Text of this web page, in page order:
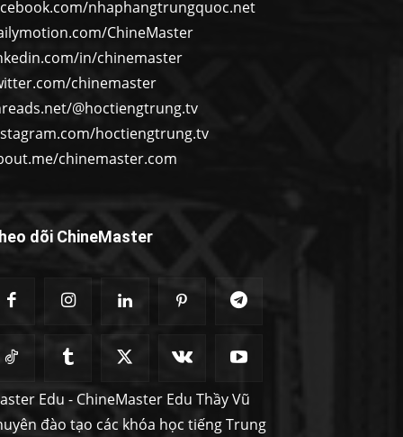
nhaphangtrungquoc.net
ChineMaster
in/chinemaster
chinemaster
@hoctiengtrung.tv
hoctiengtrung.tv
chinemaster.com
dõi ChineMaster
Edu - ChineMaster Edu Thầy Vũ
đào tạo các khóa học tiếng Trung